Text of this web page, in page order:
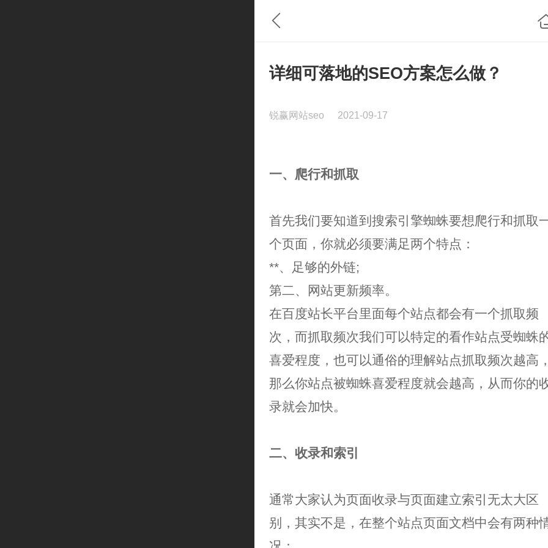
详细可落地的SEO方案怎么做？
锐赢网站seo 2021-09-17
一、爬行和抓取
首先我们要知道到搜索引擎蜘蛛要想爬行和抓取
个页面，你就必须要满足两个特点：
**、足够的外链;
第二、网站更新频率。
在百度站长平台里面每个站点都会有一个抓取频
次，而抓取频次我们可以特定的看作站点受蜘蛛
喜爱程度，也可以通俗的理解站点抓取频次越高
那么你站点被蜘蛛喜爱程度就会越高，从而你的
录就会加快。
二、收录和索引
通常大家认为页面收录与页面建立索引无太大区
别，其实不是，在整个站点页面文档中会有两种